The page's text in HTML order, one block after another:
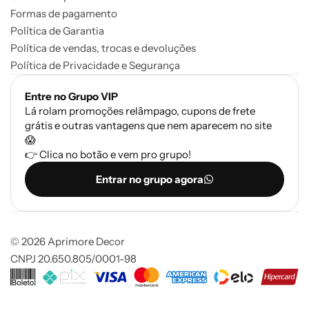
Formas de pagamento
Política de Garantia
Política de vendas, trocas e devoluções
Política de Privacidade e Segurança
Entre no Grupo VIP
Lá rolam promoções relâmpago, cupons de frete
grátis e outras vantagens que nem aparecem no site
😱
👉 Clica no botão e vem pro grupo!
Entrar no grupo agora
© 2026 Aprimore Decor
CNPJ 20.650.805/0001-98